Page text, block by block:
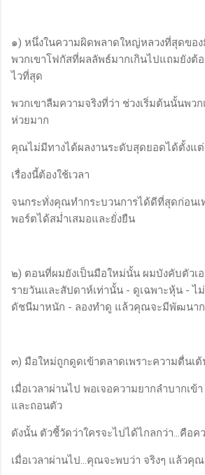
๑) หนึ่งในความผิดพลาดใหญ่หลวงที่สุดขอ
พวกเขาโฟกัสที่ผลลัพธ์มากเกินไปแถมยังต้
ไวที่สุด
พวกเขาลืมความจริงที่ว่า ช่วงเริ่มต้นนั้นพวก
ห่วยมาก
คุณไม่มีทางได้ผลงานระดับสุดยอดได้ตั้งแ
เรื่องนี้ต้องใช้เวลา
จนกระทั่งคุณทำกระบวนการได้ดีที่สุดก่อน
พอร์ตได้สม่ำเสมอและยั่งยืน
๒) ตอนที่ผมยังเป็นมือใหม่นั้น ผมบังคับตัวเ
รายวันและสัปดาห์เท่านั้น - ดูเฉพาะหุ้น -
ดัชนีมาหนัก - ลองทำดู แล้วคุณจะมีพัฒนาก
๓) มือใหม่ถูกดูดเข้าตลาดเพราะความตื่นเ
เมื่อเวลาผ่านไป พอเจอความยากลำบากเข้
และถอนตัว
ดังนั้น ตัวชี้วัดว่าใครจะไปได้ไกลกว่า...คือค
เมื่อเวลาผ่านไป...คุณจะพบว่า จริงๆ แล้วคุ